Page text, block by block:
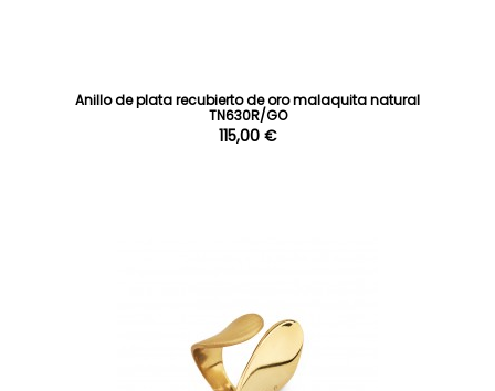
Anillo de plata recubierto de oro malaquita natural
TN630R/GO
115,00 €